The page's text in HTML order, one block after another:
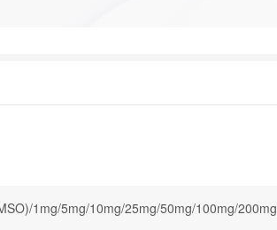
1mg/5mg/10mg/25mg/50mg/100mg/200mg